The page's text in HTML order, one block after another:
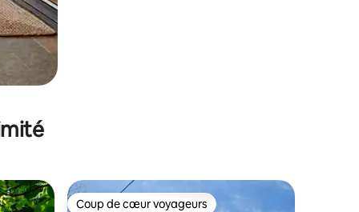
Coup de cœur voyageurs